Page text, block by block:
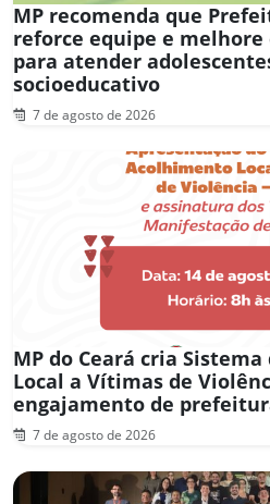
MP recomenda que
reforce equipe e melhore
para atender
socioeducativo
7 de agosto de 2026
MP do Ceará cria
Local a Vítimas de
engajamento de
7 de agosto de 2026